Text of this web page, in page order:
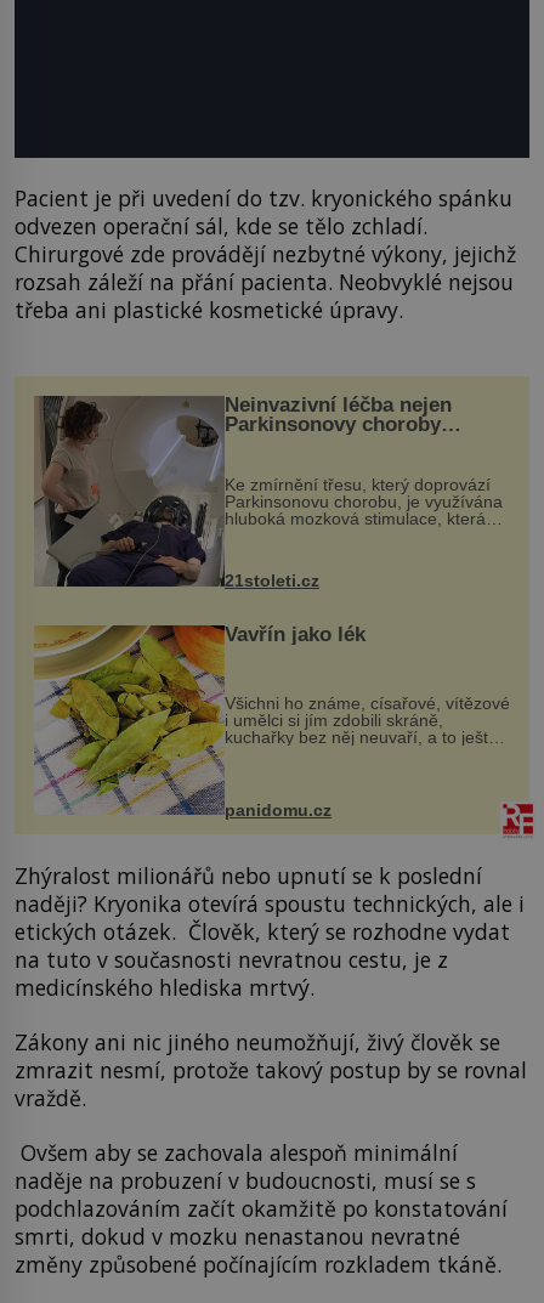
Pacient je při uvedení do tzv. kryonického spánku
odvezen operační sál, kde se tělo zchladí.
Chirurgové zde provádějí nezbytné výkony, jejichž
rozsah záleží na přání pacienta. Neobvyklé nejsou
třeba ani plastické kosmetické úpravy.
Neinvazivní léčba nejen
Parkinsonovy choroby
Ke zmírnění třesu, který doprovází
Parkinsonovu chorobu, je využívána
hluboká mozková stimulace, která
však vyžaduje vysoce invazivní
zákrok. Ultrazvuk zase není vhodný
k dostatečně přesnému zacílení ...
21stoleti.cz
Vavřín jako lék
Všichni ho známe, císařové, vítězové
i umělci si jím zdobili skráně,
kuchařky bez něj neuvaří, a to ještě
nevíte, že bobkový list může výrazně
zmírnit některé naše neduhy.
Obsahuje v malém množství ně...
panidomu.cz
Zhýralost milionářů nebo upnutí se k poslední
naději? Kryonika otevírá spoustu technických, ale i
etických otázek. Člověk, který se rozhodne vydat
na tuto v současnosti nevratnou cestu, je z
medicínského hlediska mrtvý.
Zákony ani nic jiného neumožňují, živý člověk se
zmrazit nesmí, protože takový postup by se rovnal
vraždě.
Ovšem aby se zachovala alespoň minimální
naděje na probuzení v budoucnosti, musí se s
podchlazováním začít okamžitě po konstatování
smrti, dokud v mozku nenastanou nevratné
změny způsobené počínajícím rozkladem tkáně.